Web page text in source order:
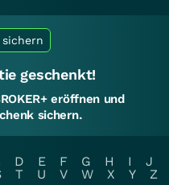
geschenkt!
eröffnen und
sichern.
D E F G H I
J
T U V W X Y
Z